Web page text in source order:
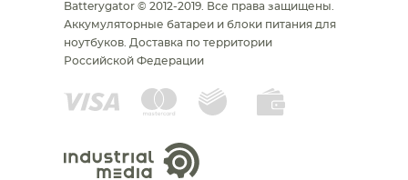
Batterygator © 2012-2019. Все права защищены.
Аккумуляторные батареи и блоки питания для
ноутбуков. Доставка по территории
Российской Федерации